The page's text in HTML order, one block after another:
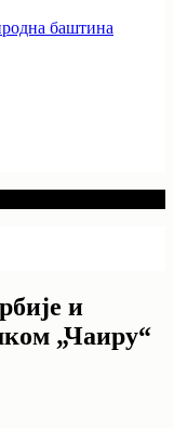
баштина
и
„Чаиру“